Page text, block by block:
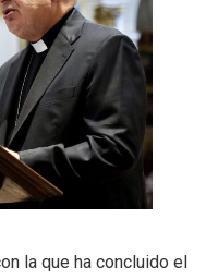
la que ha concluido el